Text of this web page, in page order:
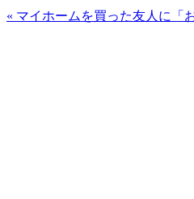
« マイホームを買った友人に「